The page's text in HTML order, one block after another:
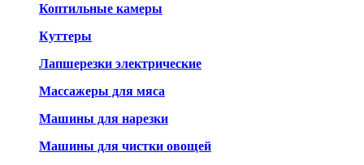
Коптильные камеры
Куттеры
Лапшерезки электрические
Массажеры для мяса
Машины для нарезки
Машины для чистки овощей